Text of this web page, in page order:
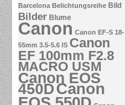
Barcelona Belichtungsreihe Bild
Bilder Blume
Canon Canon EF-S 18-
55mm 3.5-5.6 IS Canon
EF 100mm F2.8
MACRO USM
Canon EOS
450DCanon